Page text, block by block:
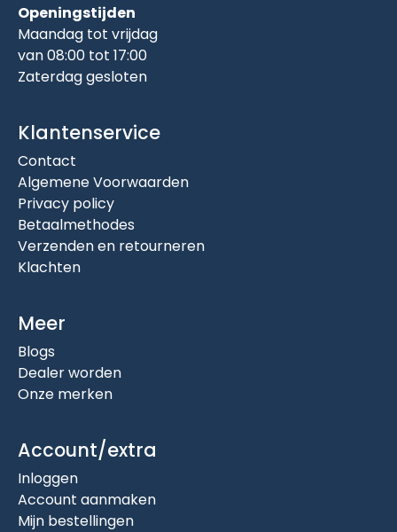
Openingstijden
Maandag tot vrijdag
van 08:00 tot 17:00
Zaterdag gesloten
Klantenservice
Contact
Algemene Voorwaarden
Privacy policy
Betaalmethodes
Verzenden en retourneren
Klachten
Meer
Blogs
Dealer worden
Onze merken
Account/extra
Inloggen
Account aanmaken
Mijn bestellingen